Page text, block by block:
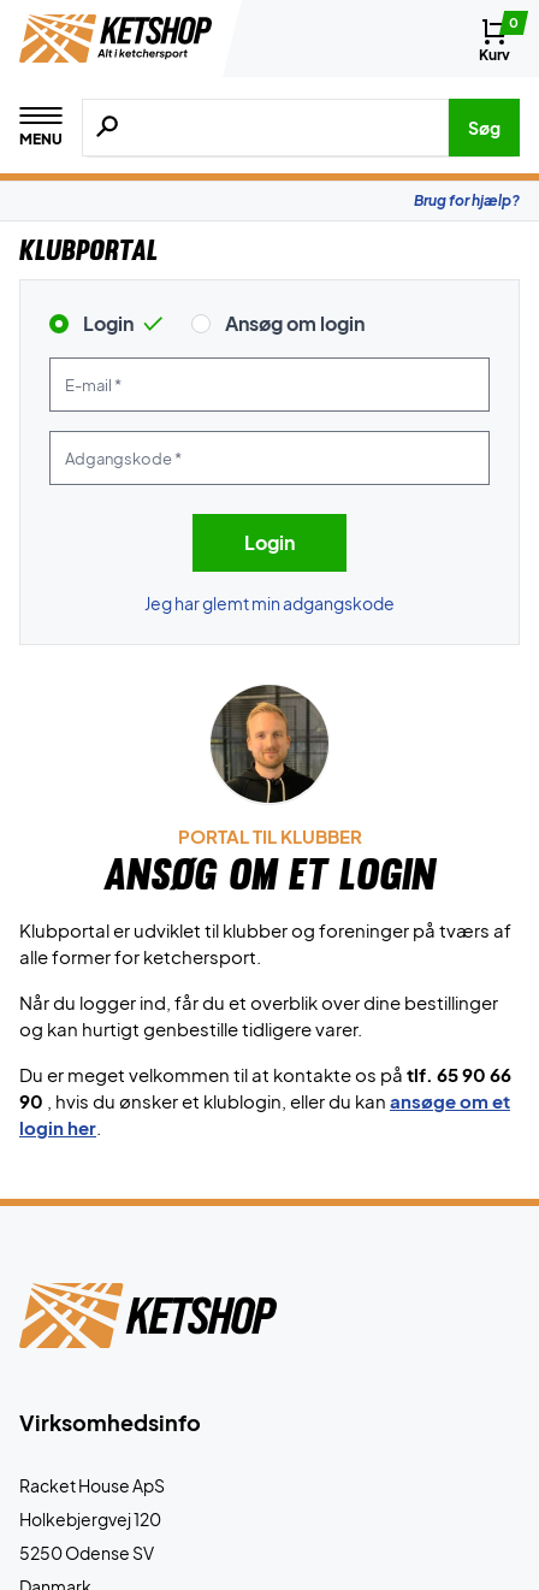
0
Kurv
MENU
Søg efter produkter, mærker etc.
Søg
Brug for hjælp?
Klubportal
Login Ansøg om login
Jeg har glemt min adgangskode
PORTAL TIL KLUBBER
Ansøg om et login
Klubportal er udviklet til klubber og foreninger på tværs af
alle former for ketchersport.
Når du logger ind, får du et overblik over dine bestillinger
og kan hurtigt genbestille tidligere varer.
Du er meget velkommen til at kontakte os på tlf. 65 90 66
90
, hvis du ønsker et klublogin, eller du kan ansøge om et
login her
Virksomhedsinfo
Racket House ApS
Holkebjergvej 120
5250 Odense SV